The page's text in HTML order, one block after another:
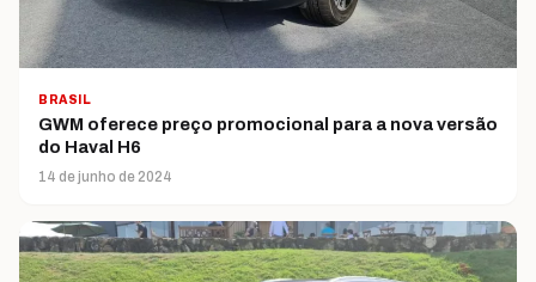
BRASIL
GWM oferece preço promocional para a nova versão
do Haval H6
14 de junho de 2024